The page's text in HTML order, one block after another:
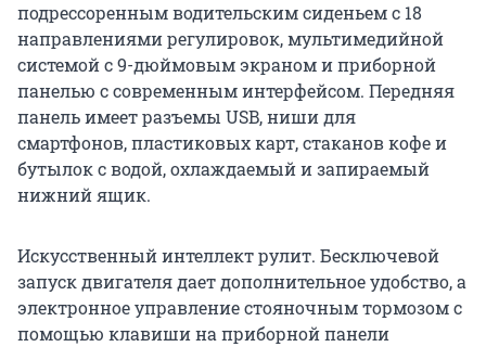
подрессоренным водительским сиденьем с 18
направлениями регулировок, мультимедийной
системой с 9-дюймовым экраном и приборной
панелью с современным интерфейсом. Передняя
панель имеет разъемы USB, ниши для
смартфонов, пластиковых карт, стаканов кофе и
бутылок с водой, охлаждаемый и запираемый
нижний ящик.
Искусственный интеллект рулит. Бесключевой
запуск двигателя дает дополнительное удобство, а
электронное управление стояночным тормозом с
помощью клавиши на приборной панели